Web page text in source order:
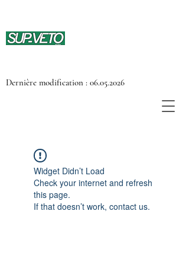
Dernière modification : 06.05.2026
Widget Didn’t Load
Check your internet and refresh
this page.
If that doesn’t work, contact us.